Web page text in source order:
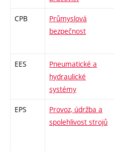
CPB
Průmyslová
bezpečnost
EES
Pneumatické a
hydraulické
systémy
EPS
Provoz, údržba a
spolehlivost strojů